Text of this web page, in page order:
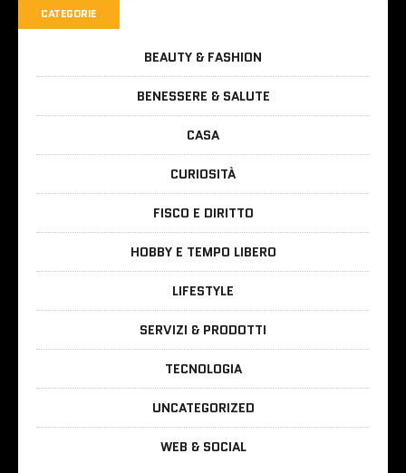
CATEGORIE
BEAUTY & FASHION
BENESSERE & SALUTE
CASA
CURIOSITÀ
FISCO E DIRITTO
HOBBY E TEMPO LIBERO
LIFESTYLE
SERVIZI & PRODOTTI
TECNOLOGIA
UNCATEGORIZED
WEB & SOCIAL